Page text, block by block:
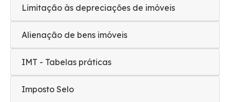
Limitação às depreciações de imóveis
Alienação de bens imóveis
IMT - Tabelas práticas
Imposto Selo